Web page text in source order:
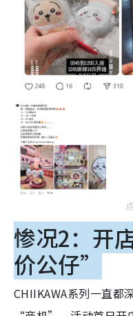
惨况2：开
价公仔”
CHIIKAWA系列一直都